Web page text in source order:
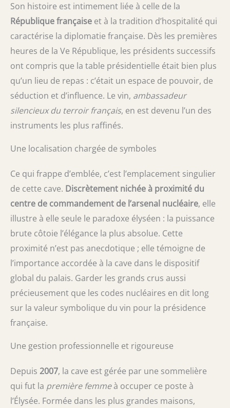
Son histoire est intimement liée à celle de la
République française et à la tradition d’hospitalité qui
caractérise la diplomatie française. Dès les premières
heures de la Ve République, les présidents successifs
ont compris que la table présidentielle était bien plus
qu’un lieu de repas : c’était un espace de pouvoir, de
séduction et d’influence. Le vin, ambassadeur
silencieux du terroir français, en est devenu l’un des
instruments les plus raffinés.
Une localisation chargée de symboles
Ce qui frappe d’emblée, c’est l’emplacement singulier
de cette cave. Discrètement nichée à proximité du
centre de commandement de l’arsenal nucléaire, elle
illustre à elle seule le paradoxe élyséen : la puissance
brute côtoie l’élégance la plus absolue. Cette
proximité n’est pas anecdotique ; elle témoigne de
l’importance accordée à la cave dans le dispositif
global du palais. Garder les grands crus aussi
précieusement que les codes nucléaires en dit long
sur la valeur symbolique du vin pour la présidence
française.
Une gestion professionnelle et rigoureuse
Depuis 2007, la cave est gérée par une sommelière
qui fut la première femmeà occuper ce poste à
l’Élysée. Formée dans les plus grandes maisons,